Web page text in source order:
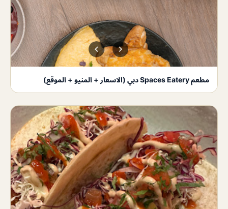
مطعم Spaces Eatery دبي (الاسعار + المنيو + الموقع)